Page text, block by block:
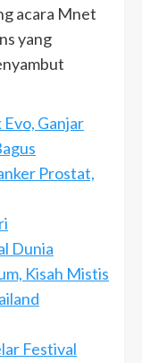
acara Mnet
yang
Ganjar
Prostat,
Dunia
Kisah Mistis
Festival